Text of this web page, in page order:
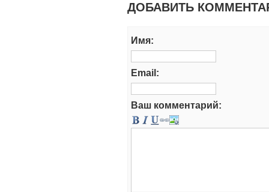
ДОБАВИТЬ
Имя:
Email:
Ваш комментарий: